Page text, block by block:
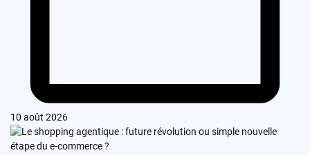
10 août 2026